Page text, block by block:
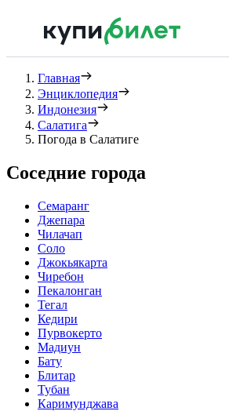
Главная
Энциклопедия
Индонезия
Салатига
Погода в Салатиге
Соседние города
Семаранг
Джепара
Чилачап
Соло
Джокьякарта
Чиребон
Пекалонган
Тегал
Кедири
Пурвокерто
Мадиун
Бату
Блитар
Тубан
Каримунджава